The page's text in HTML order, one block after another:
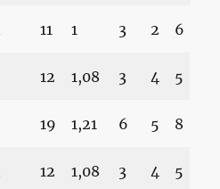
11 1 3 2 6
12 1,08 3 4 5
19 1,21 6 5 8
12 1,08 3 4 5